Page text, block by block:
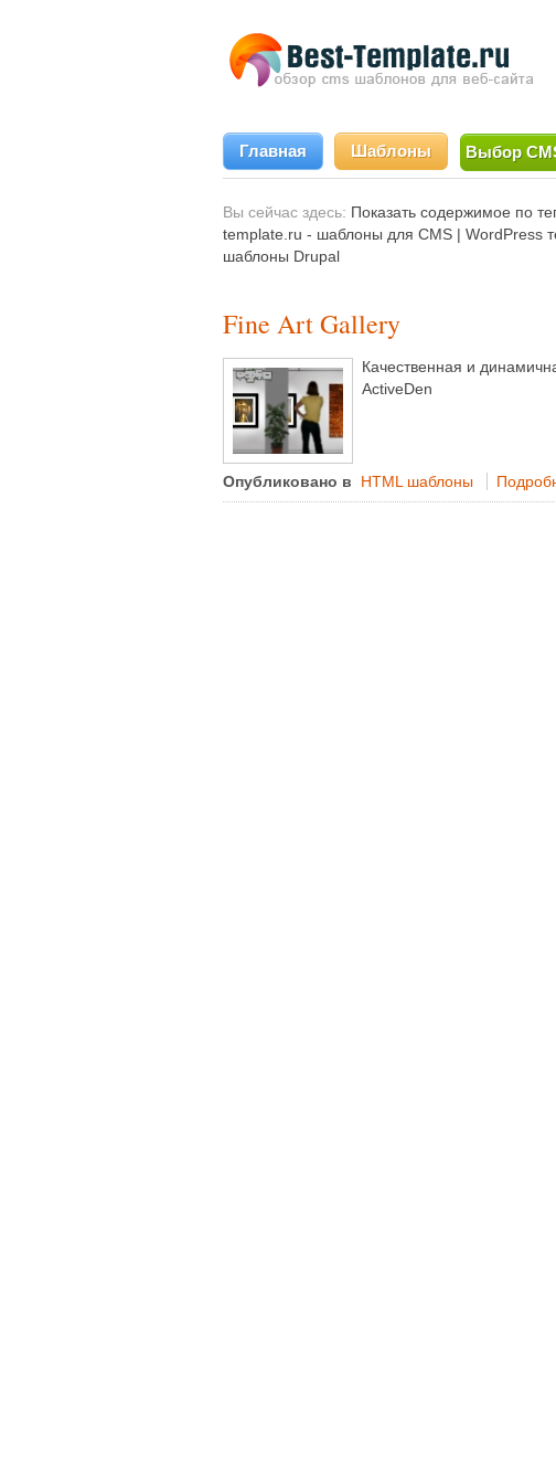
Главная Шаблоны Выбор
Вы сейчас здесь: Показать содержимое по
template.ru - шаблоны для CMS | WordPress
шаблоны Drupal
Fine Art Gallery
Качественная и
ActiveDen
Опубликовано в HTML шаблоны